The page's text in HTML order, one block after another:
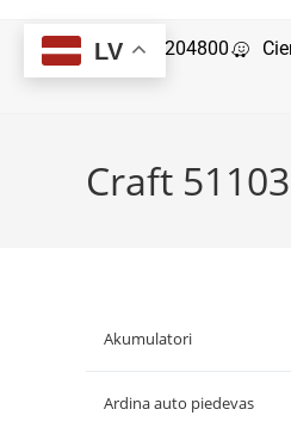
29204800
Craft 51103
Akumulatori
Ardina auto piedevas
LV